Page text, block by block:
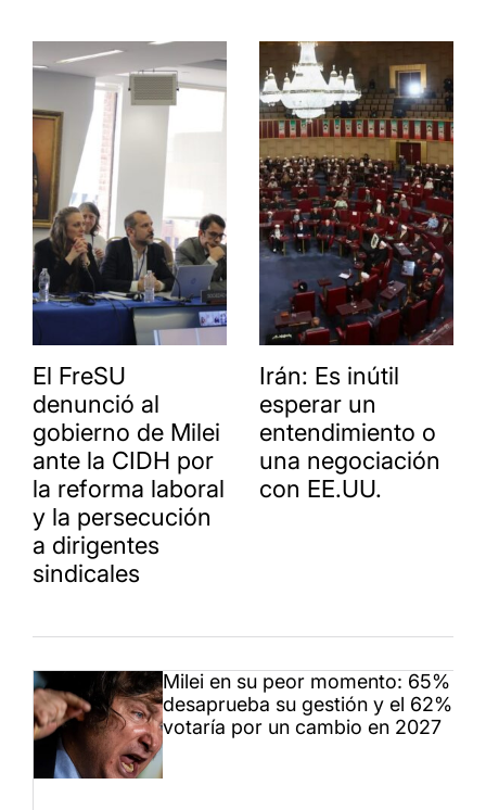
El FreSU
denunció al
gobierno de Milei
ante la CIDH por
la reforma laboral
y la persecución
a dirigentes
sindicales
Irán: Es inútil
esperar un
entendimiento o
una negociación
con EE.UU.
Milei en su peor momento: 65%
desaprueba su gestión y el 62%
votaría por un cambio en 2027